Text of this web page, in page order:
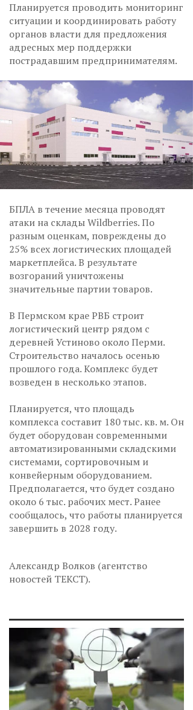
Планируется проводить мониторинг
ситуации и координировать работу
органов власти для предложения
адресных мер поддержки
пострадавшим предпринимателям.
БПЛА в течение месяца проводят
атаки на склады Wildberries. По
разным оценкам, повреждены до
25% всех логистических площадей
маркетплейса. В результате
возгораний уничтожены
значительные партии товаров.
В Пермском крае РВБ строит
логистический центр рядом с
деревней Устиново около Перми.
Строительство началось осенью
прошлого года. Комплекс будет
возведен в несколько этапов.
Планируется, что площадь
комплекса составит 180 тыс. кв. м. Он
будет оборудован современными
автоматизированными складскими
системами, сортировочным и
конвейерным оборудованием.
Предполагается, что будет создано
около 6 тыс. рабочих мест. Ранее
сообщалось, что работы планируется
завершить в 2028 году.
Александр Волков (агентство
новостей ТЕКСТ).